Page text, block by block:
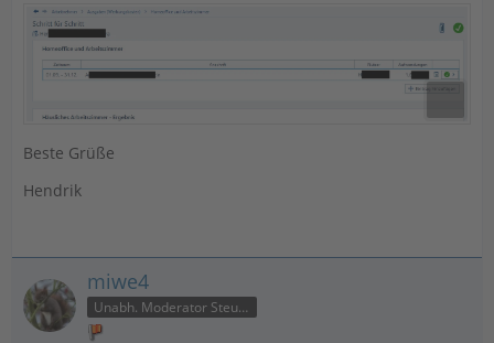
Beste Grüße
Hendrik
miwe4
Unabh. Moderator Steuer